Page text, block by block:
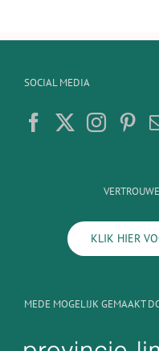
SOCIAL MEDIA
KLIK HIER
MEDE MOGELIJK GEMAAKT